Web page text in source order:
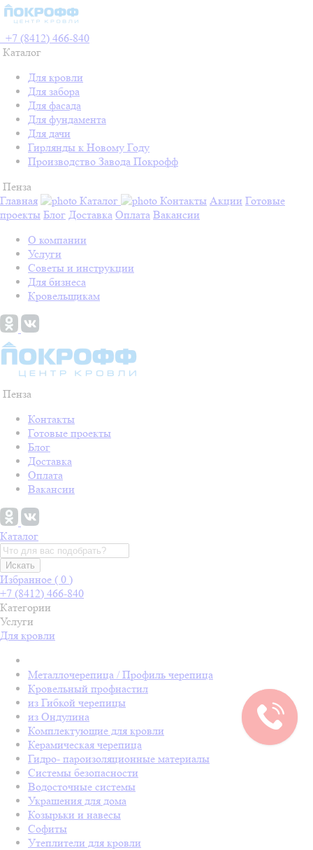
+7 (8412) 466-840
Каталог
Для кровли
Для забора
Для фасада
Для фундамента
Для дачи
Гирлянды к Новому Году
Производство Завода Покрофф
Пенза
Главная
Каталог Контакты Акции Готовые
проекты Блог Доставка Оплата Вакансии
О компании
Услуги
Советы и инструкции
Для бизнеса
Кровельщикам
Пенза
Контакты
Готовые проекты
Блог
Доставка
Оплата
Вакансии
Каталог
Искать
Избранное ( 0 )
+7 (8412) 466-840
Категории
Услуги
Для кровли
Металлочерепица / Профиль черепица
Кровельный профнастил
из Гибкой черепицы
из Ондулина
Комплектующие для кровли
Керамическая черепица
Гидро- пароизоляционные материалы
Системы безопасности
Водосточные системы
Украшения для дома
Козырьки и навесы
Софиты
Утеплители для кровли